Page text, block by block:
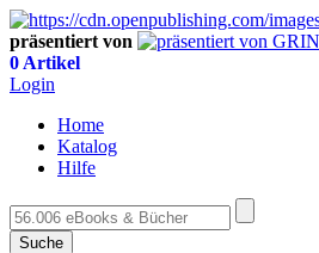
präsentiert von
0 Artikel
Login
Home
Katalog
Hilfe
Suche